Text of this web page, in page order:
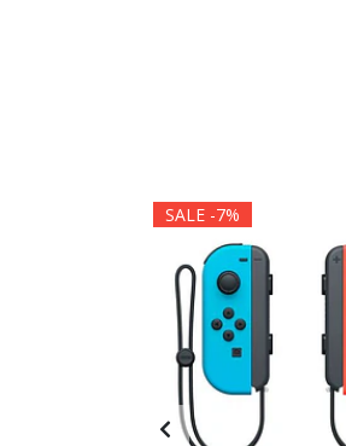
SALE -7%